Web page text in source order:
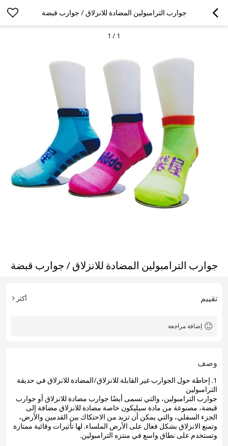
جوارب الترامبولين المضادة للانزلاق / جوارب قبضة
1
/
1
جوارب الترامبولين المضادة للانزلاق / جوارب قبضة
تقييم أكثر
إضافة مراجعة
وصف
1. إحاطة حول
الجوارب غير القابلة للانزلاق/المضادة للانزلاق في حديقة
الترامبولين
جوارب الترامبولين، والتي تسمى أيضًا جوارب مضادة للانزلاق أو جوارب
قبضة، مصنوعة من مادة سيليكون خاصة مضادة للانزلاق مضافة إلى
الجزء السفلي، والتي يمكن أن تزيد من الاحتكاك بين القدمين والأرض،
وتمنع الانزلاق بشكل فعال على الأرض الملساء. لها تأثيرات وقائية ممتازة
وتستخدم على نطاق واسع في منتزه الترامبولين.